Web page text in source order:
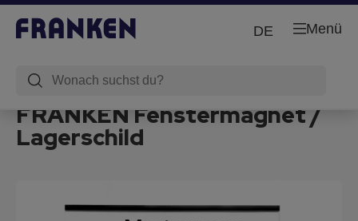
Menü
DE
FRANKEN Fenstermagnet /
Lagerschild